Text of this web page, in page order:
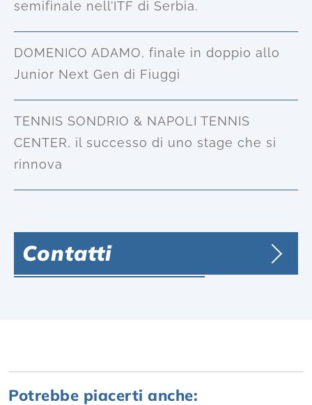
semifinale nell’ITF di Serbia.
DOMENICO ADAMO, finale in doppio allo
Junior Next Gen di Fiuggi
TENNIS SONDRIO & NAPOLI TENNIS
CENTER, il successo di uno stage che si
rinnova
Contatti
Potrebbe piacerti anche: